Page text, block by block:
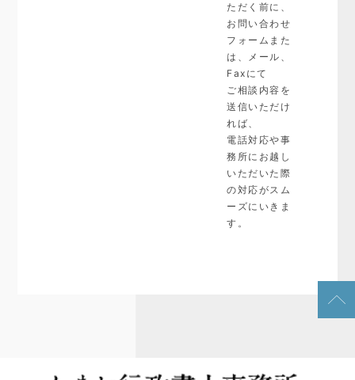
ただく前に、
お問い合わせ
フォームまた
は、メール、
Faxにて
ご相談内容を
送信いただけ
れば、
電話対応や事
務所にお越し
いただいた際
の対応がスム
ーズにいきま
す。